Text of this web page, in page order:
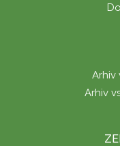
Arhiv
Arhiv